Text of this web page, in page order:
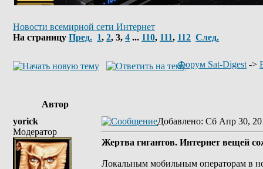
Новости всемирной сети Интернет
На страницу Пред. 1, 2, 3, 4 ... 110, 111, 112 След.
Форум Sat-Digest ->
Автор
yorick
Модератор
Добавлено: Сб Апр 30,
Жертва гигантов. Интернет вещей
Локальным мобильным операторам в